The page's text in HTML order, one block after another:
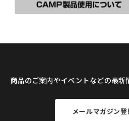
商品のご案内やイベントなどの最新
メールマガジン登